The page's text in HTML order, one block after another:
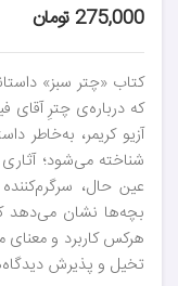
275,000 تومان
کتاب «چتر سبز»
که درباره‌ی چترِ
آزیو کریمر، به‌خاطر
شناخته می‌شود؛
عین حال،
بچه‌ها نشان می‌دهد
هرکس کاربرد و معنای
تخیل و پذیرش